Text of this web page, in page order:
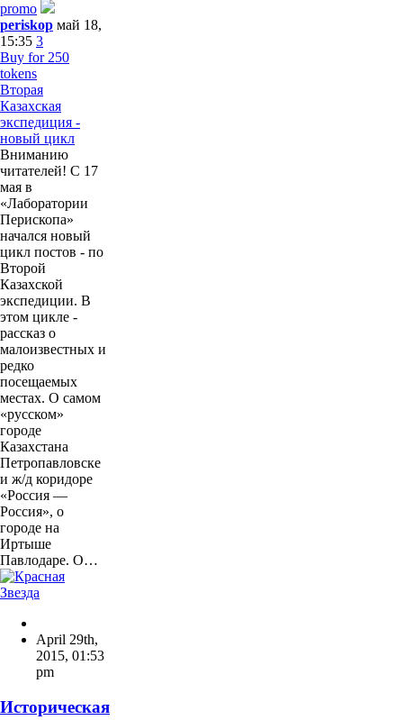
promo
periskop май 18,
15:35 3
Buy for 250
tokens
Вторая
Казахская
экспедиция -
новый цикл
Вниманию
читателей! С 17
мая в
«Лаборатории
Перископа»
начался новый
цикл постов - по
Второй
Казахской
экспедиции. В
этом цикле -
рассказ о
малоизвестных и
редко
посещаемых
местах. О самом
«русском»
городе
Казахстана
Петропавловске
и ж/д коридоре
«Россия —
Россия», о
городе на
Иртыше
Павлодаре. О…
April 29th,
2015, 01:53
pm
Историческая